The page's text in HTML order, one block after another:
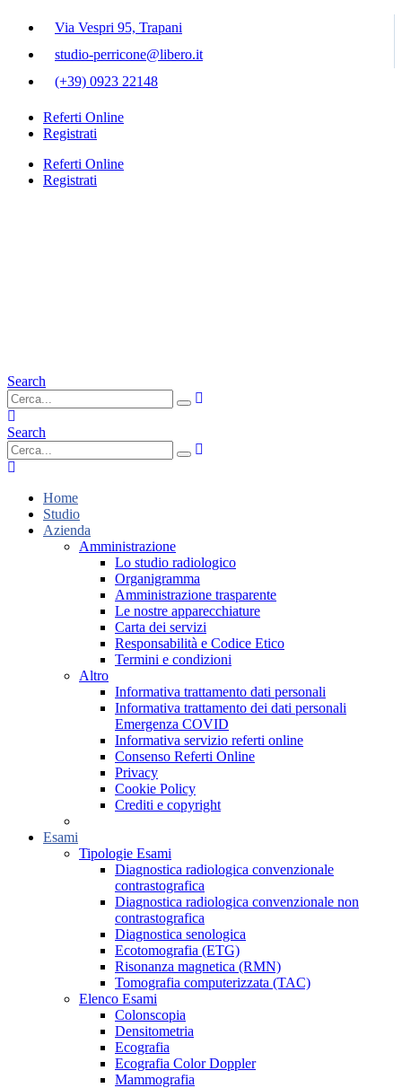
Via Vespri 95, Trapani
studio-perricone@libero.it
(+39) 0923 22148
Referti Online
Registrati
Referti Online
Registrati
Search
Search
Home
Studio
Azienda
Amministrazione
Lo studio radiologico
Organigramma
Amministrazione trasparente
Le nostre apparecchiature
Carta dei servizi
Responsabilità e Codice Etico
Termini e condizioni
Altro
Informativa trattamento dati personali
Informativa trattamento dei dati personali
Emergenza COVID
Informativa servizio referti online
Consenso Referti Online
Privacy
Cookie Policy
Crediti e copyright
Esami
Tipologie Esami
Diagnostica radiologica convenzionale
contrastografica
Diagnostica radiologica convenzionale non
contrastografica
Diagnostica senologica
Ecotomografia (ETG)
Risonanza magnetica (RMN)
Tomografia computerizzata (TAC)
Elenco Esami
Colonscopia
Densitometria
Ecografia
Ecografia Color Doppler
Mammografia